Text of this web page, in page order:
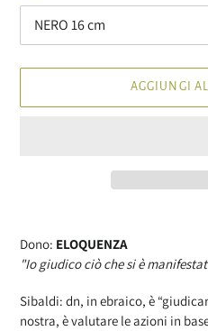
AGGIUNGI
del
prodotto
nel
carrello
Dono: ELOQUENZA
"Io giudico ciò che si è
Sibaldi: dn, in ebraico, è
nostra, è valutare le azioni in